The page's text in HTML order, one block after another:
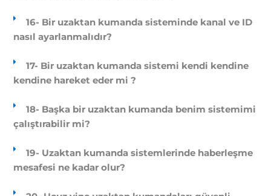
16- Bir uzaktan kumanda sisteminde kanal ve ID
nasıl ayarlanmalıdır?
17- Bir uzaktan kumanda sistemi kendi kendine
kendine hareket eder mi ?
18- Başka bir uzaktan kumanda benim sistemimi
çalıştırabilir mi?
19- Uzaktan kumanda sistemlerinde haberleşme
mesafesi ne kadar olur?